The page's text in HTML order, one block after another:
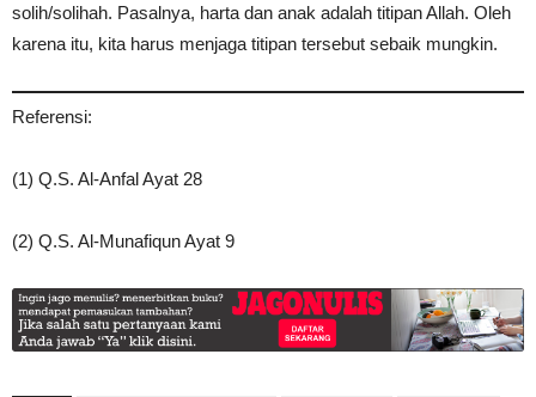
solih/solihah. Pasalnya, harta dan anak adalah titipan Allah. Oleh
karena itu, kita harus menjaga titipan tersebut sebaik mungkin.
Referensi:
(1) Q.S. Al-Anfal Ayat 28
(2) Q.S. Al-Munafiqun Ayat 9